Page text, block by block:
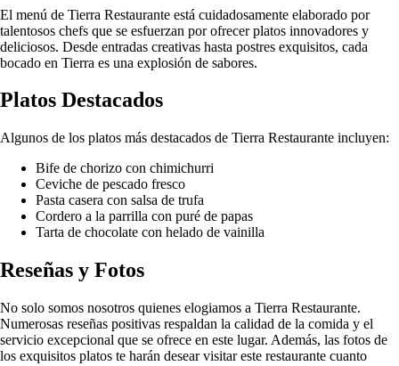
El menú de Tierra Restaurante está cuidadosamente elaborado por
talentosos chefs que se esfuerzan por ofrecer platos innovadores y
deliciosos. Desde entradas creativas hasta postres exquisitos, cada
bocado en Tierra es una explosión de sabores.
Platos Destacados
Algunos de los platos más destacados de Tierra Restaurante incluyen:
Bife de chorizo con chimichurri
Ceviche de pescado fresco
Pasta casera con salsa de trufa
Cordero a la parrilla con puré de papas
Tarta de chocolate con helado de vainilla
Reseñas y Fotos
No solo somos nosotros quienes elogiamos a Tierra Restaurante.
Numerosas reseñas positivas respaldan la calidad de la comida y el
servicio excepcional que se ofrece en este lugar. Además, las fotos de
los exquisitos platos te harán desear visitar este restaurante cuanto